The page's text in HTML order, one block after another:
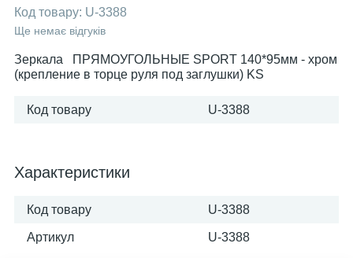
Код товару: U-3388
Ще немає відгуків
Зеркала ПРЯМОУГОЛЬНЫЕ SPORT 140*95мм - хром
(крепление в торце руля под заглушки) KS
Код товару U-3388
Характеристики
Код товару U-3388
Артикул U-3388